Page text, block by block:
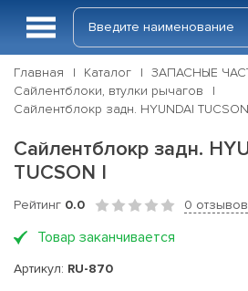
Главная Каталог ЗАПАСНЫЕ
Сайлентблоки, втулки рычагов
Сайлентблокp задн. HYUNDAI
Сайлентблокp задн.
TUCSON I
Рейтинг 0.0 0 отзывов
Товар заканчивается
Артикул: RU-870